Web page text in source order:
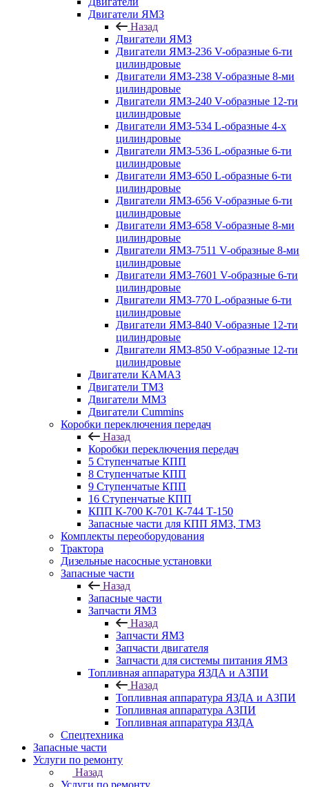
Двигатели ЯМЗ
Назад
Двигатели ЯМЗ
Двигатели ЯМЗ-236 V-образные 6-ти
цилиндровые
Двигатели ЯМЗ-238 V-образные 8-ми
цилиндровые
Двигатели ЯМЗ-240 V-образные 12-ти
цилиндровые
Двигатели ЯМЗ-534 L-образные 4-х
цилиндровые
Двигатели ЯМЗ-536 L-образные 6-ти
цилиндровые
Двигатели ЯМЗ-650 L-образные 6-ти
цилиндровые
Двигатели ЯМЗ-656 V-образные 6-ти
цилиндровые
Двигатели ЯМЗ-658 V-образные 8-ми
цилиндровые
Двигатели ЯМЗ-7511 V-образные 8-ми
цилиндровые
Двигатели ЯМЗ-7601 V-образные 6-ти
цилиндровые
Двигатели ЯМЗ-770 L-образные 6-ти
цилиндровые
Двигатели ЯМЗ-840 V-образные 12-ти
цилиндровые
Двигатели ЯМЗ-850 V-образные 12-ти
цилиндровые
Двигатели КАМАЗ
Двигатели ТМЗ
Двигатели ММЗ
Двигатели Cummins
Коробки переключения передач
Назад
Коробки переключения передач
5 Ступенчатые КПП
8 Ступенчатые КПП
9 Ступенчатые КПП
16 Ступенчатые КПП
КПП К-700 К-701 К-744 Т-150
Запасные части для КПП ЯМЗ, ТМЗ
Комплекты переоборудования
Трактора
Дизельные насосные установки
Запасные части
Назад
Запасные части
Запчасти ЯМЗ
Назад
Запчасти ЯМЗ
Запчасти двигателя
Запчасти для системы питания ЯМЗ
Топливная аппаратура ЯЗДА и АЗПИ
Назад
Топливная аппаратура ЯЗДА и АЗПИ
Топливная аппаратура АЗПИ
Топливная аппаратура ЯЗДА
Спецтехника
Запасные части
Услуги по ремонту
Назад
Услуги по ремонту